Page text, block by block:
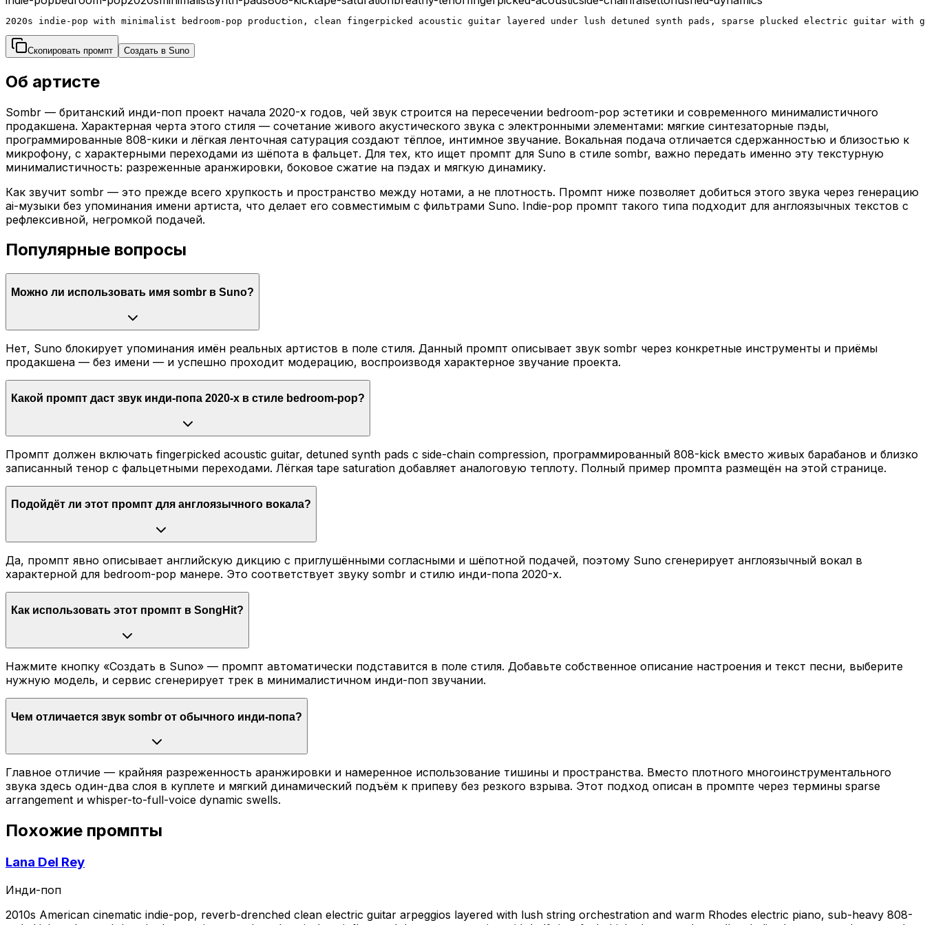
2020s indie-pop with minimalist bedroom-pop production, clean fingerpicked acoustic guitar layered under lush detuned synth pads, sparse plucked electric guitar
Скопировать промпт Создать в Suno
Об артисте
Sombr — британский инди-поп проект начала 2020-х годов, чей звук строится на пересечении bedroom-pop эстетики и современного минималистичного
продакшена. Характерная черта этого стиля — сочетание живого акустического звука с электронными элементами: мягкие синтезаторные пэды,
программированные 808-кики и лёгкая ленточная сатурация создают тёплое, интимное звучание. Вокальная подача отличается сдержанностью и близостью к
микрофону, с характерными переходами из шёпота в фальцет. Для тех, кто ищет промпт для Suno в стиле sombr, важно передать именно эту текстурную
минималистичность: разреженные аранжировки, боковое сжатие на пэдах и мягкую динамику.
Как звучит sombr — это прежде всего хрупкость и пространство между нотами, а не плотность. Промпт ниже позволяет добиться этого звука через генерацию
ai-музыки без упоминания имени артиста, что делает его совместимым с фильтрами Suno. Indie-pop промпт такого типа подходит для англоязычных текстов с
рефлексивной, негромкой подачей.
Популярные вопросы
Можно ли использовать имя sombr в Suno?
Нет, Suno блокирует упоминания имён реальных артистов в поле стиля. Данный промпт описывает звук sombr через конкретные инструменты и приёмы
продакшена — без имени — и успешно проходит модерацию, воспроизводя характерное звучание проекта.
Какой промпт даст звук инди-попа 2020-х в стиле bedroom-pop?
Промпт должен включать fingerpicked acoustic guitar, detuned synth pads с side-chain compression, программированный 808-kick вместо живых барабанов и близко
записанный тенор с фальцетными переходами. Лёгкая tape saturation добавляет аналоговую теплоту. Полный пример промпта размещён на этой странице.
Подойдёт ли этот промпт для англоязычного вокала?
Да, промпт явно описывает английскую дикцию с приглушёнными согласными и шёпотной подачей, поэтому Suno сгенерирует англоязычный вокал в
характерной для bedroom-pop манере. Это соответствует звуку sombr и стилю инди-попа 2020-х.
Как использовать этот промпт в SongHit?
Нажмите кнопку «Создать в Suno» — промпт автоматически подставится в поле стиля. Добавьте собственное описание настроения и текст песни, выберите
нужную модель, и сервис сгенерирует трек в минималистичном инди-поп звучании.
Чем отличается звук sombr от обычного инди-попа?
Главное отличие — крайняя разреженность аранжировки и намеренное использование тишины и пространства. Вместо плотного многоинструментального
звука здесь один-два слоя в куплете и мягкий динамический подъём к припеву без резкого взрыва. Этот подход описан в промпте через термины sparse
arrangement и whisper-to-full-voice dynamic swells.
Похожие промпты
Lana Del Rey
Инди-поп
2010s American cinematic indie-pop, reverb-drenched clean electric guitar arpeggios layered with lush string orchestration and warm Rhodes electric piano, sub-heavy 808-